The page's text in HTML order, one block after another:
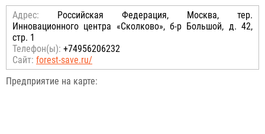
Адрес: Российcкая Федерация, Москва, тер.
Инновационного центра «Сколково», б-р Большой, д. 42,
стр. 1
Телефон(ы): +74956206232
Сайт: forest-save.ru/
Предприятие на карте: